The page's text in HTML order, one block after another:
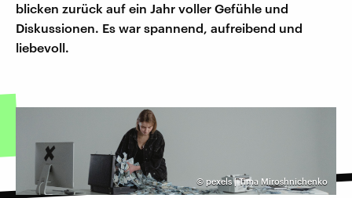
blicken zurück auf ein Jahr voller Gefühle und
Diskussionen. Es war spannend, aufreibend und
liebevoll.
© pexels | Tima Miroshnichenko